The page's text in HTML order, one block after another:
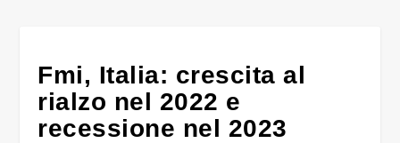
Fmi, Italia: crescita al
rialzo nel 2022 e
recessione nel 2023